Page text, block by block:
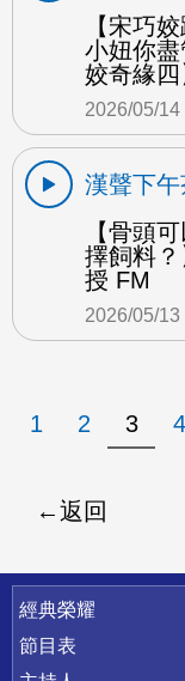
【宋巧
小妞你
姣奇緣
2026/05/14
漢聲下午
【骨頭
擇飼料
授 FM
2026/05/13
1 2 3 4
返回
快速連結
經典榮耀
節目表